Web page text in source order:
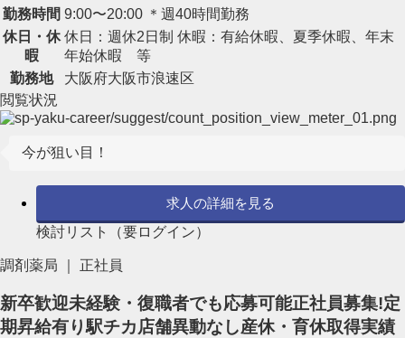
勤務時間 9:00〜20:00 ＊週40時間勤務
休日・休
暇
休日：週休2日制 休暇：有給休暇、夏季休暇、年末
年始休暇 等
勤務地
大阪府大阪市浪速区
閲覧状況
今が狙い目！
求人の詳細を見る
検討リスト（要ログイン）
調剤薬局 ｜ 正社員
新卒歓迎未経験・復職者でも応募可能正社員募集!定
期昇給有り駅チカ店舗異動なし産休・育休取得実績